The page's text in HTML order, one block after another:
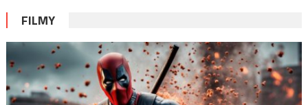
FILMY